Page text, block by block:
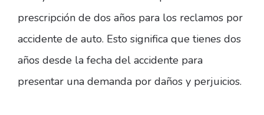
prescripción de dos años para los reclamos por
accidente de auto. Esto significa que tienes dos
años desde la fecha del accidente para
presentar una demanda por daños y perjuicios.